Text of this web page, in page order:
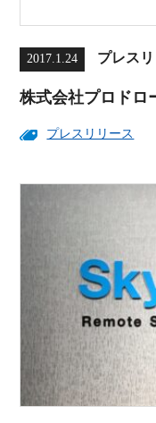
2017.1.24 プレス
株式会社プロドロ
プレスリリース